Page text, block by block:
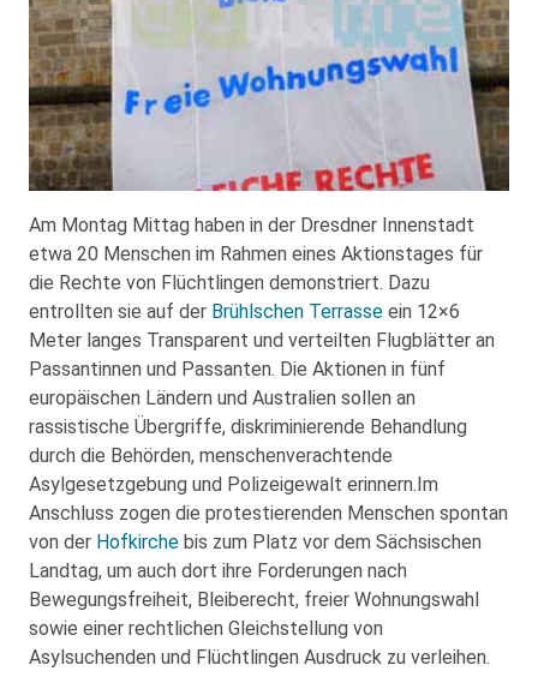
Am Montag Mittag haben in der Dresdner Innenstadt
etwa 20 Menschen im Rahmen eines Aktionstages für
die Rechte von Flüchtlingen demonstriert. Dazu
entrollten sie auf der Brühlschen Terrasse ein 12×6
Meter langes Transparent und verteilten Flugblätter an
Passantinnen und Passanten. Die Aktionen in fünf
europäischen Ländern und Australien sollen an
rassistische Übergriffe, diskriminierende Behandlung
durch die Behörden, menschenverachtende
Asylgesetzgebung und Polizeigewalt erinnern.Im
Anschluss zogen die protestierenden Menschen spontan
von der Hofkirche bis zum Platz vor dem Sächsischen
Landtag, um auch dort ihre Forderungen nach
Bewegungsfreiheit, Bleiberecht, freier Wohnungswahl
sowie einer rechtlichen Gleichstellung von
Asylsuchenden und Flüchtlingen Ausdruck zu verleihen.